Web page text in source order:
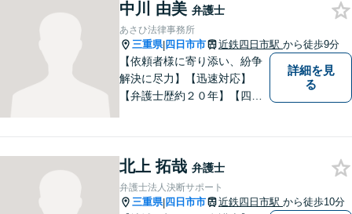
（使用者側）／交通事故／相
続問題など、幅広く対応。お
気軽にご相談ください。
中川 由美 弁護士
あさひ法律事務所
三重県| 四日市市 近鉄四日市駅 から徒歩9分
【依頼者様に寄り添い、紛争
解決に尽力】【迅速対応】
【弁護士歴約２０年】【四日
詳細を見
る
北上 拓哉 弁護士
弁護士法人決断サポート
三重県| 四日市市 近鉄四日市駅 から徒歩10分